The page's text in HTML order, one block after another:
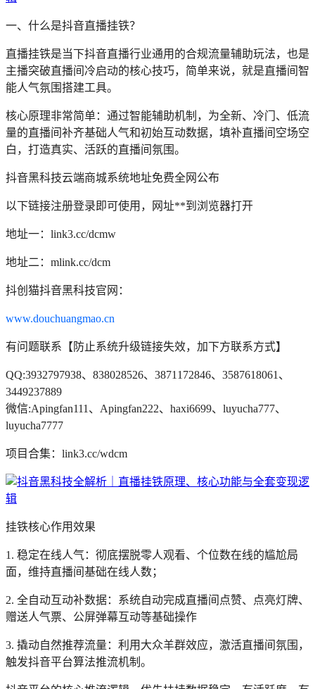
一、什么是抖音直播挂铁？
直播挂铁是当下抖音直播行业通用的合规流量辅助玩法，也是
主播突破直播间冷启动的核心技巧，简单来说，就是直播间智
能人气氛围搭建工具。
核心原理非常简单：通过智能辅助机制，为全新、冷门、低流
量的直播间补齐基础人气和初始互动数据，填补直播间空场空
白，打造真实、活跃的直播间氛围。
抖音黑科技云端商城系统地址免费全网公布
以下链接注册登录即可使用，网址**到浏览器打开
地址一：link3.cc/dcmw
地址二：mlink.cc/dcm
抖创猫抖音黑科技官网：
www.douchuangmao.cn
有问题联系【防止系统升级链接失效，加下方联系方式】
QQ:3932797938、838028526、3871172846、3587618061、
3449237889
微信:Apingfan111、Apingfan222、haxi6699、luyucha777、
luyucha7777
项目合集：link3.cc/wdcm
挂铁核心作用效果
1. 稳定在线人气：彻底摆脱零人观看、个位数在线的尴尬局
面，维持直播间基础在线人数；
2. 全自动互动补数据：系统自动完成直播间点赞、点亮灯牌、
赠送人气票、公屏弹幕互动等基础操作
3. 撬动自然推荐流量：利用大众羊群效应，激活直播间氛围，
触发抖音平台算法推流机制。